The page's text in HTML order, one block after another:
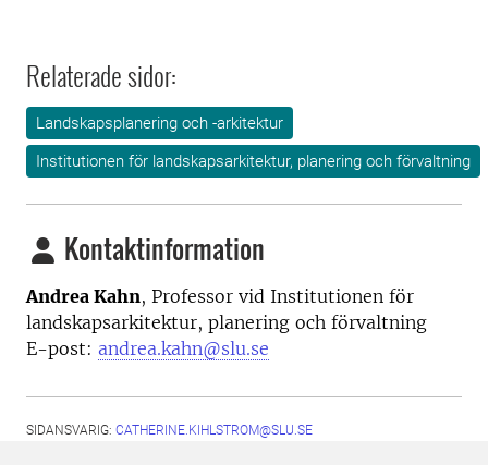
Relaterade sidor:
Landskapsplanering och -arkitektur
Institutionen för landskapsarkitektur, planering och förvaltning
Kontaktinformation
Andrea Kahn, Professor vid Institutionen för
landskapsarkitektur, planering och förvaltning
E-post: andrea.kahn@slu.se
SIDANSVARIG: CATHERINE.KIHLSTROM@SLU.SE